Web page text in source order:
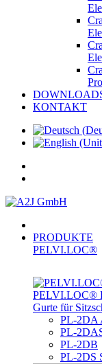
KONTAKT
PRODUKTE
PELVI.LOC®
PELVI.LOC®
Gurte für
PL-2DA
PL-
PL-2DB
PL-2DS